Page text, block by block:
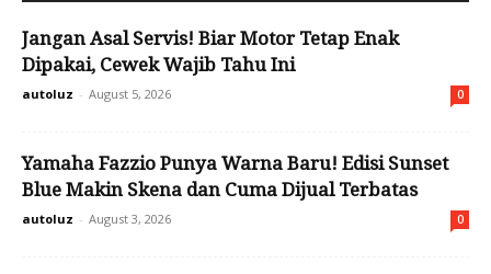
Jangan Asal Servis! Biar Motor Tetap Enak
Dipakai, Cewek Wajib Tahu Ini
autoluz - August 5, 2026 0
Yamaha Fazzio Punya Warna Baru! Edisi Sunset
Blue Makin Skena dan Cuma Dijual Terbatas
autoluz - August 3, 2026 0